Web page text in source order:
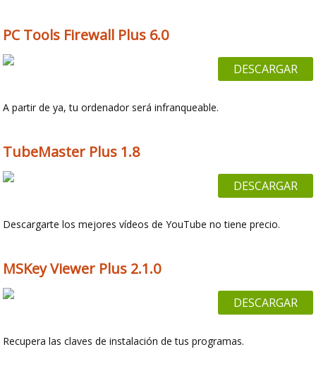
PC Tools Firewall Plus 6.0
DESCARGAR
A partir de ya, tu ordenador será infranqueable.
TubeMaster Plus 1.8
DESCARGAR
Descargarte los mejores vídeos de YouTube no tiene precio.
MSKey Viewer Plus 2.1.0
DESCARGAR
Recupera las claves de instalación de tus programas.